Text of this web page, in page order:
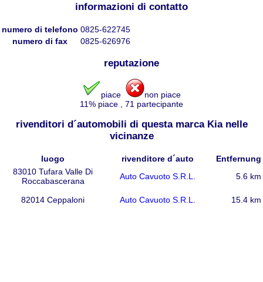
informazioni di contatto
numero di telefono 0825-622745
numero di fax
0825-626976
reputazione
piace
non piace
11% piace , 71 partecipante
rivenditori d´automobili di questa marca Kia nelle
vicinanze
luogo rivenditore d´auto
Entfernung
83010 Tufara Valle Di
Roccabascerana
Auto Cavuoto S.R.L. 5.6 km
82014 Ceppaloni Auto Cavuoto S.R.L. 15.4 km